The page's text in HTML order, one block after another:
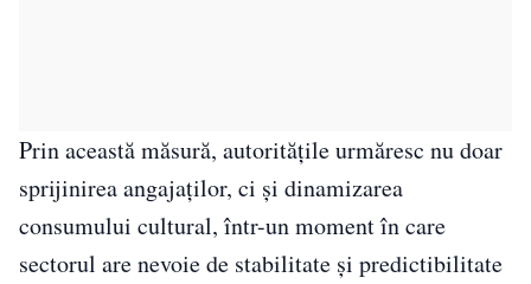
Prin această măsură, autoritățile urmăresc nu doar
sprijinirea angajaților, ci și dinamizarea
consumului cultural, într-un moment în care
sectorul are nevoie de stabilitate și predictibilitate